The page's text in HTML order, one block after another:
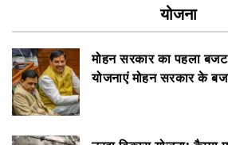
योजना
मोहन सरकार का पहला बजट
योजनाएं मोहन सरकार के